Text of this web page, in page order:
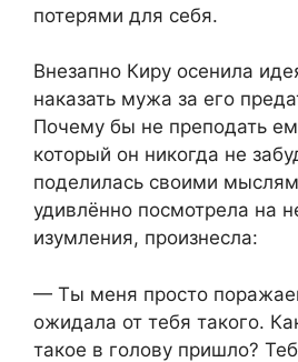
потерями для себя.
Внезапно Киру осенила
наказать мужа за его
Почему бы не преподать
который он никогда не
поделилась своими
удивлённо посмотрела на
изумления, произнесла:
— Ты меня просто
ожидала от тебя такого.
такое в голову пришло?